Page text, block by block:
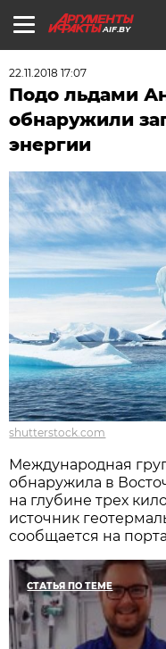
AIF.BY
22.11.2018 17:07
Подо льдами
обнаружили
энергии
shutterstock.com
Международная
обнаружила в
на глубине трех
источник
сообщается на
СТАТЬЯ ПО ТЕМЕ